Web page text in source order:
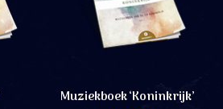
Muziekboek ‘Koninkrijk’